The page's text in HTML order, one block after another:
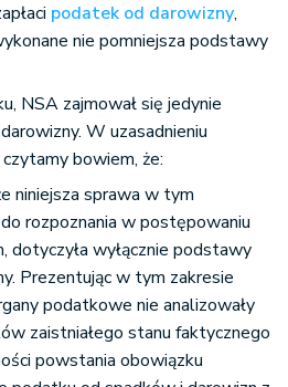
podatek od darowizny,
nie pomniejsza podstawy
NSA zajmował się jedynie
W uzasadnieniu
bowiem, że:
niniejsza sprawa w tym
rozpoznania w postępowaniu
dotyczyła wyłącznie podstawy
Prezentując w tym zakresie
podatkowe nie analizowały
zaistniałego stanu faktycznego
powstania obowiązku